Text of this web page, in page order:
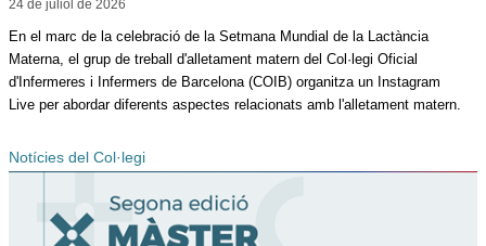
24 de juliol de 2026
En el marc de la celebració de la Setmana Mundial de la Lactància
Materna, el grup de treball d'alletament matern del Col·legi Oficial
d'Infermeres i Infermers de Barcelona (COIB) organitza un Instagram
Live per abordar diferents aspectes relacionats amb l'alletament matern.
Notícies del Col·legi